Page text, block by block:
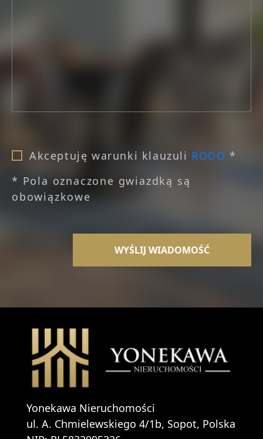
Akceptuję warunki klauzuli RODO *
* Pola oznaczone gwiazdką są
obowiązkowe
Yonekawa Nieruchomości
ul. A. Chmielewskiego 4/1b, Sopot, Polska